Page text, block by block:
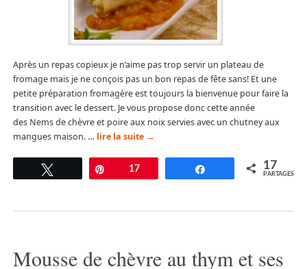
Après un repas copieux je n’aime pas trop servir un plateau de
fromage mais je ne conçois pas un bon repas de fête sans! Et une
petite préparation fromagère est toujours la bienvenue pour faire la
transition avec le dessert. Je vous propose donc cette année
des Nems de chèvre et poire aux noix servies avec un chutney aux
mangues maison. … lire la suite →
Tweetez Épingle
17 Partagez 17
PARTAGES
Mousse de chèvre au thym et ses